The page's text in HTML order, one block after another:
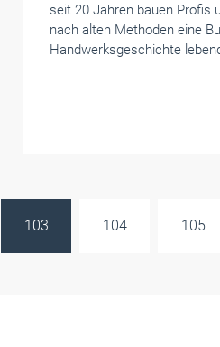
seit 20 Jahren bauen Profis
nach alten Methoden eine
Handwerksgeschichte
103 104 105